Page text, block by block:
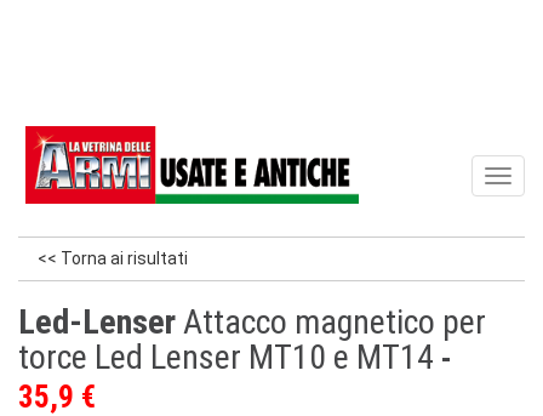
<< Torna ai risultati
Led-LenserAttacco magnetico per
torce Led Lenser MT10 e MT14
35,9 €